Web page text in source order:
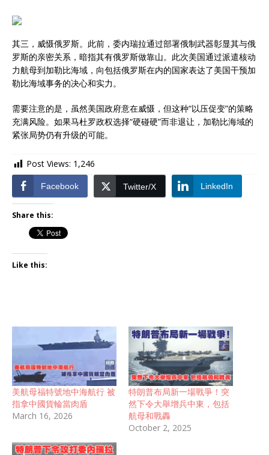
其三，威慑俄罗斯。此前，委内瑞拉通过部署俄制武器彰显其与俄
罗斯的亲密关系，暗指其有俄罗斯做靠山。此次美国通过派遣核动
力航母到加勒比海域，向包括俄罗斯在内的国家表达了美国干预加
勒比海域事务的决心和实力。
需要注意的是，虽然美国政府意在威慑，但这种“以压促变”的策略
充满风险。如果马杜罗政权选择“硬碰硬”而非退让，加勒比海域的
紧张局势仍有升级的可能。
Post Views: 1,246
Facebook Twitter/X LinkedIn
Share this:
Like this:
美航母福特號地中海航行 被
指拿中國貨輪當肉盾
March 16, 2026
特朗普布局新一場戰爭！突
然下令大舉增兵中東，包括
航母和戰轟
October 2, 2025